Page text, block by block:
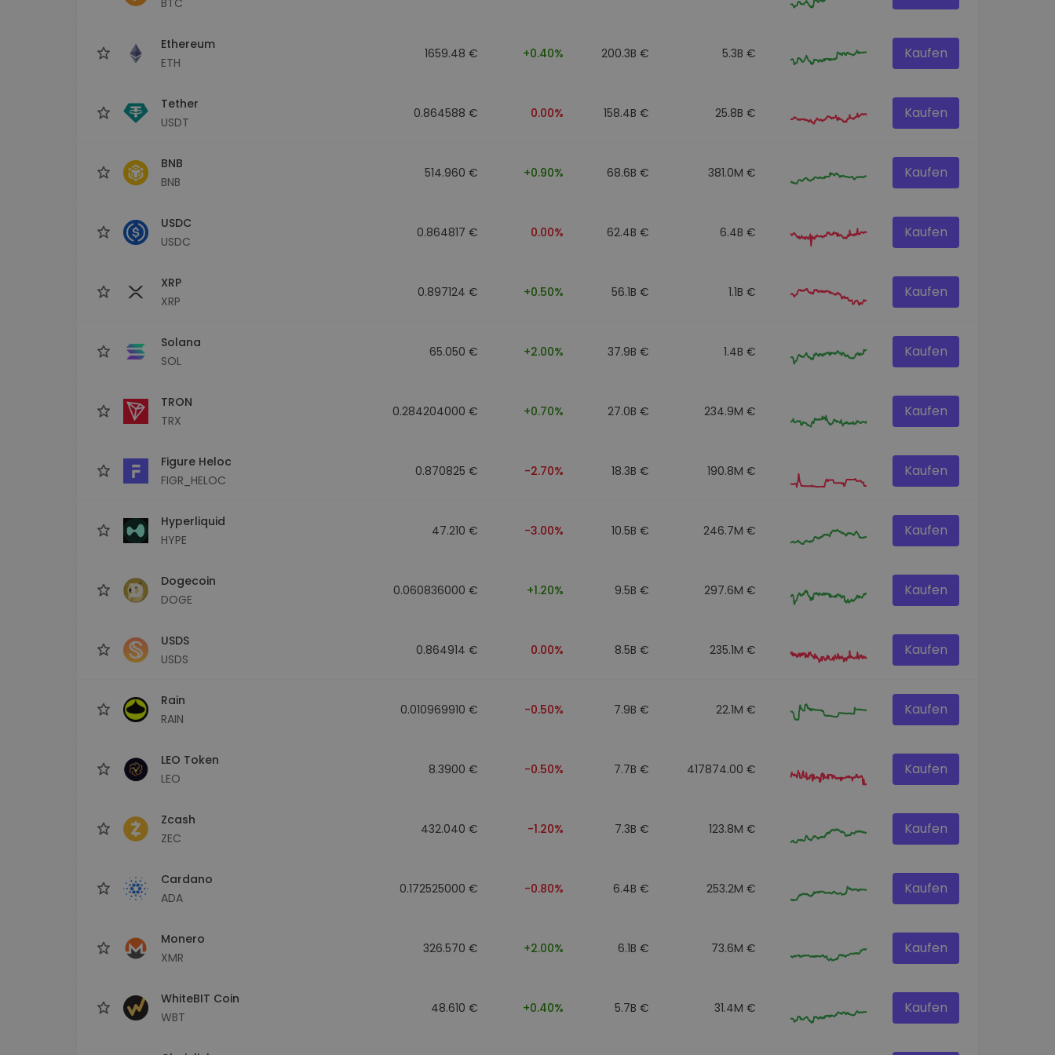
Finde deine Krypto-Strategie
Ethereum
ETH
1659.48 € +0.40% 200.3B € 5.3B € Kaufen
Tether
USDT
0.864588 € 0.00% 158.4B € 25.8B € Kaufen
BNB
BNB
514.960 € +0.90% 68.6B € 381.0M € Kaufen
USDC
USDC
0.864817 € 0.00% 62.4B € 6.4B € Kaufen
XRP
XRP
0.897124 € +0.50% 56.1B € 1.1B € Kaufen
Solana
SOL
65.050 € +2.00% 37.9B € 1.4B € Kaufen
TRON
TRX
0.284204000 € +0.70% 27.0B € 234.9M € Kaufen
Figure Heloc
FIGR_HELOC
0.870825 € -2.70% 18.3B € 190.8M € Kaufen
Hyperliquid
HYPE
47.210 € -3.00% 10.5B € 246.7M € Kaufen
Dogecoin
DOGE
0.060836000 € +1.20% 9.5B € 297.6M € Kaufen
USDS
USDS
0.864914 € 0.00% 8.5B € 235.1M € Kaufen
Rain
RAIN
0.010969910 € -0.50% 7.9B € 22.1M € Kaufen
LEO Token
LEO
8.3900 € -0.50% 7.7B € 417874.00 € Kaufen
Zcash
ZEC
432.040 € -1.20% 7.3B € 123.8M € Kaufen
Cardano
ADA
0.172525000 € -0.80% 6.4B € 253.2M € Kaufen
Monero
XMR
326.570 € +2.00% 6.1B € 73.6M € Kaufen
WhiteBIT Coin
WBT
48.610 € +0.40% 5.7B € 31.4M € Kaufen